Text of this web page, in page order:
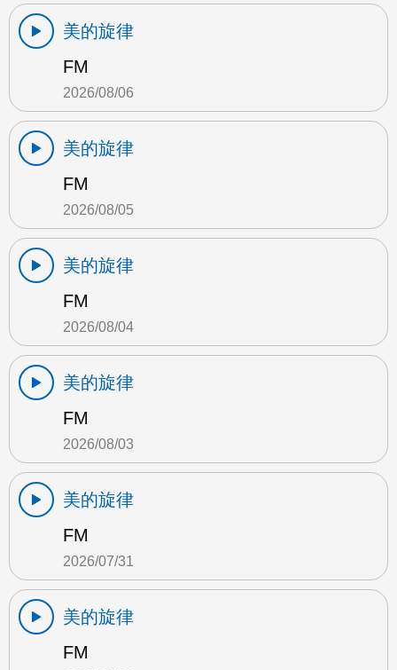
美的旋律
FM
2026/08/06
美的旋律
FM
2026/08/05
美的旋律
FM
2026/08/04
美的旋律
FM
2026/08/03
美的旋律
FM
2026/07/31
美的旋律
FM